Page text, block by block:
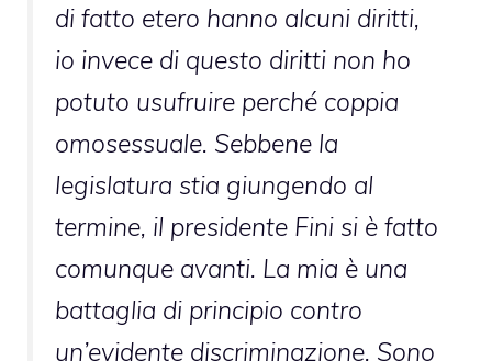
di fatto etero hanno alcuni diritti,
io invece di questo diritti non ho
potuto usufruire perché coppia
omosessuale. Sebbene la
legislatura stia giungendo al
termine, il presidente Fini si è fatto
comunque avanti. La mia è una
battaglia di principio contro
un’evidente discriminazione. Sono